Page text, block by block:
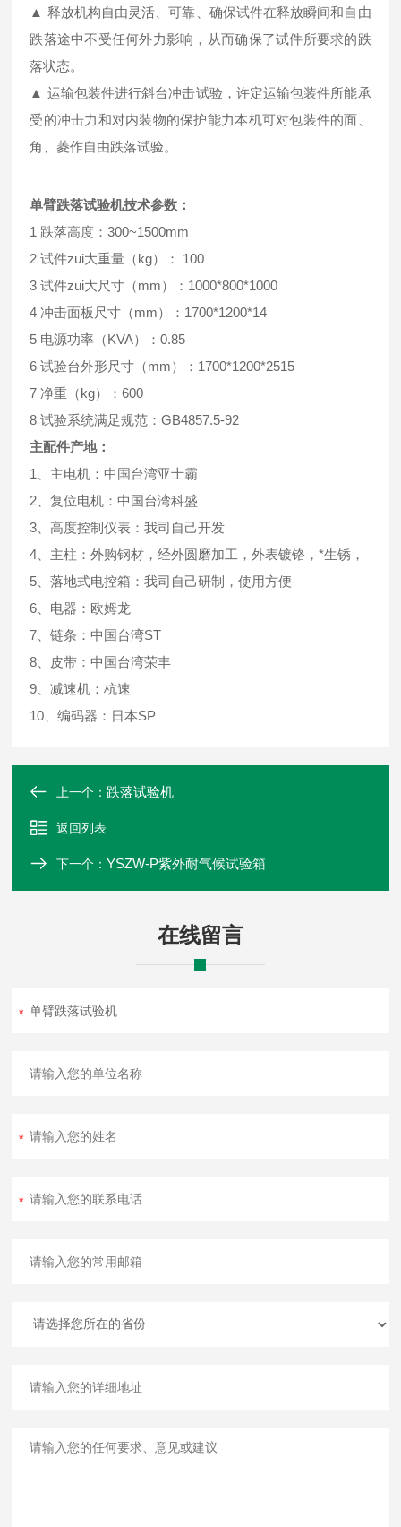
▲ 释放机构自由灵活、可靠、确保试件在释放瞬间和自由
跌落途中不受任何外力影响，从而确保了试件所要求的跌
落状态。
▲ 运输包装件进行斜台冲击试验，许定运输包装件所能承
受的冲击力和对内装物的保护能力本机可对包装件的面、
角、菱作自由跌落试验。
单臂跌落试验机技术参数：
1 跌落高度：300~1500mm
2 试件zui大重量（kg）： 100
3 试件zui大尺寸（mm）：1000*800*1000
4 冲击面板尺寸（mm）：1700*1200*14
5 电源功率（KVA）：0.85
6 试验台外形尺寸（mm）：1700*1200*2515
7 净重（kg）：600
8 试验系统满足规范：GB4857.5-92
主配件产地：
1、主电机：中国台湾亚士霸
2、复位电机：中国台湾科盛
3、高度控制仪表：我司自己开发
4、主柱：外购钢材，经外圆磨加工，外表镀铬，*生锈，
5、落地式电控箱：我司自己研制，使用方便
6、电器：欧姆龙
7、链条：中国台湾ST
8、皮带：中国台湾荣丰
9、减速机：杭速
10、编码器：日本SP
上一个： 跌落试验机
返回列表
下一个：YSZW-P紫外耐气候试验箱
在线留言